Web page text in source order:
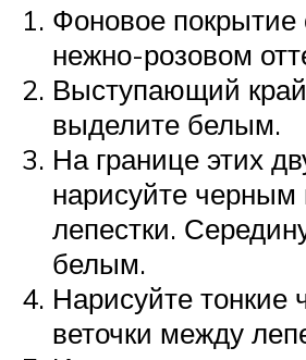
Фоновое покрытие
нежно-розовом
Выступающий край
выделите белым.
На границе этих
нарисуйте черным
лепестки.
белым.
Нарисуйте тонкие
веточки между